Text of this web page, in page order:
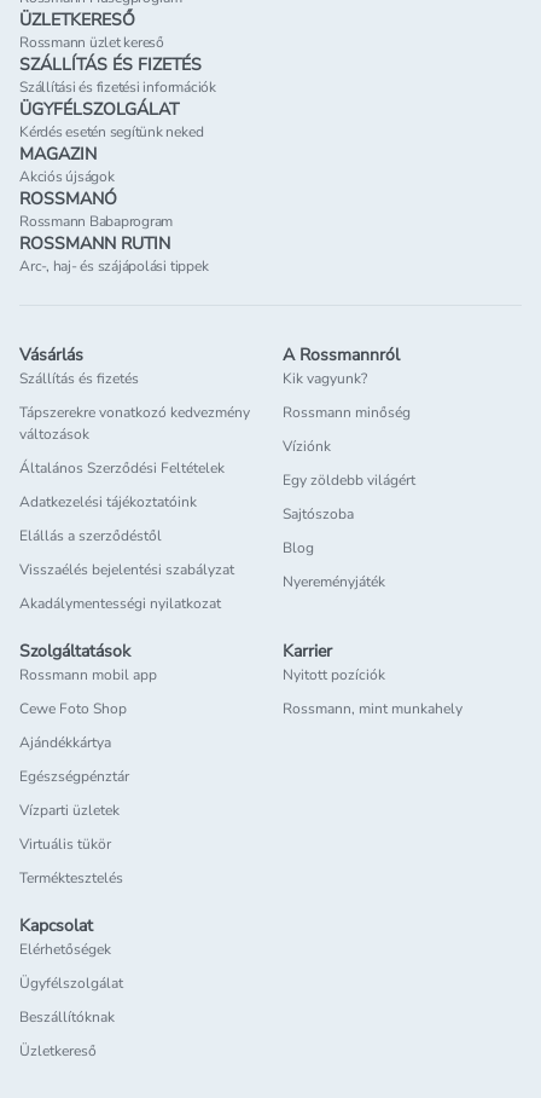
ÜZLETKERESŐ
Rossmann üzlet kereső
SZÁLLÍTÁS ÉS FIZETÉS
Szállítási és fizetési információk
ÜGYFÉLSZOLGÁLAT
Kérdés esetén segítünk neked
MAGAZIN
Akciós újságok
ROSSMANÓ
Rossmann Babaprogram
ROSSMANN RUTIN
Arc-, haj- és szájápolási tippek
Vásárlás
Szállítás és fizetés
Tápszerekre vonatkozó kedvezmény
változások
Általános Szerződési Feltételek
Adatkezelési tájékoztatóink
Elállás a szerződéstől
Visszaélés bejelentési szabályzat
Akadálymentességi nyilatkozat
A Rossmannról
Kik vagyunk?
Rossmann minőség
Víziónk
Egy zöldebb világért
Sajtószoba
Blog
Nyereményjáték
Szolgáltatások
Rossmann mobil app
Cewe Foto Shop
Ajándékkártya
Egészségpénztár
Vízparti üzletek
Virtuális tükör
Terméktesztelés
Karrier
Nyitott pozíciók
Rossmann, mint munkahely
Kapcsolat
Elérhetőségek
Ügyfélszolgálat
Beszállítóknak
Üzletkereső